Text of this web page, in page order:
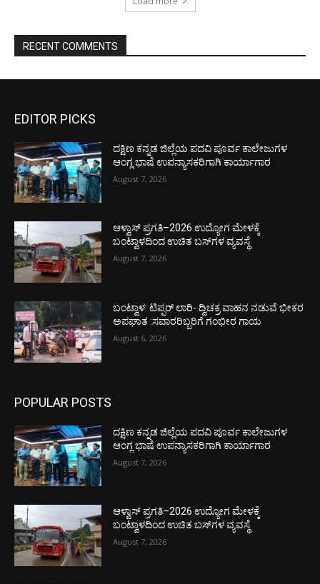
RECENT COMMENTS
EDITOR PICKS
ದಕ್ಷಿಣ ಕನ್ನಡ ಜಿಲ್ಲೆಯ ಪದವಿ ಪೂರ್ವ ಕಾಲೇಜುಗಳ
ಆಂಗ್ಲ ಭಾಷೆ ಉಪನ್ಯಾಸಕರಿಗಾಗಿ ಕಾರ್ಯಾಗಾರ
August 7, 2026
ಆಳ್ವಾಸ್ ಪ್ರಗತಿ–2026 ಉದ್ಯೋಗ ಮೇಳಕ್ಕೆ
ಬಂಟ್ವಾಳದಿಂದ ಉಚಿತ ಬಸ್‌ಗಳ ವ್ಯವಸ್ಥೆ
August 7, 2026
ಬಂಟ್ವಾಳ: ಟಿಪ್ಪರ್ ಲಾರಿ- ದ್ವಿಚಕ್ರ ವಾಹನ ನಡುವೆ ಭೀಕರ
ಅಪಘಾತ :ಸವಾರರಿಬ್ಬರಿಗೆ ಗಂಭೀರ ಗಾಯ
August 6, 2026
POPULAR POSTS
ದಕ್ಷಿಣ ಕನ್ನಡ ಜಿಲ್ಲೆಯ ಪದವಿ ಪೂರ್ವ ಕಾಲೇಜುಗಳ
ಆಂಗ್ಲ ಭಾಷೆ ಉಪನ್ಯಾಸಕರಿಗಾಗಿ ಕಾರ್ಯಾಗಾರ
August 7, 2026
ಆಳ್ವಾಸ್ ಪ್ರಗತಿ–2026 ಉದ್ಯೋಗ ಮೇಳಕ್ಕೆ
ಬಂಟ್ವಾಳದಿಂದ ಉಚಿತ ಬಸ್‌ಗಳ ವ್ಯವಸ್ಥೆ
August 7, 2026